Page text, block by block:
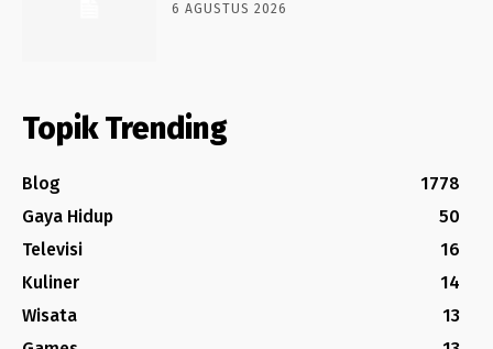
6 AGUSTUS 2026
Topik Trending
Blog
1778
Gaya Hidup
50
Televisi
16
Kuliner
14
Wisata
13